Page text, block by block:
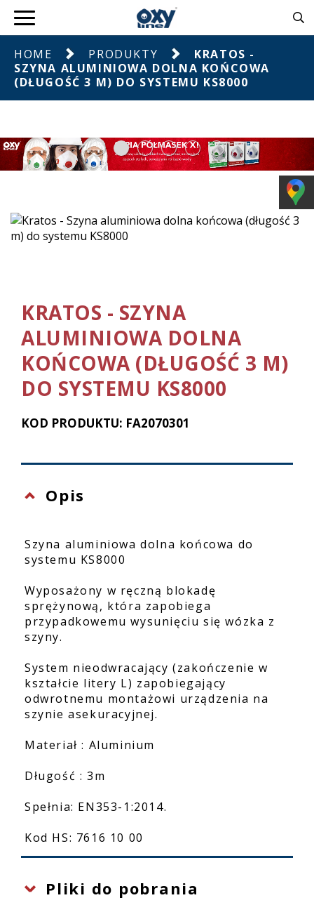
HOME PRODUKTY
KRATOS -
SZYNA ALUMINIOWA DOLNA KOŃCOWA
(DŁUGOŚĆ 3 M) DO SYSTEMU KS8000
KRATOS - SZYNA
ALUMINIOWA DOLNA
KOŃCOWA (DŁUGOŚĆ 3 M)
DO SYSTEMU KS8000
KOD PRODUKTU: FA2070301
Opis
Szyna aluminiowa dolna końcowa do
systemu KS8000
Wyposażony w ręczną blokadę
sprężynową, która zapobiega
przypadkowemu wysunięciu się wózka z
szyny.
System nieodwracający (zakończenie w
kształcie litery L) zapobiegający
odwrotnemu montażowi urządzenia na
szynie asekuracyjnej.
Materiał : Aluminium
Długość : 3m
Spełnia: EN353-1:2014.
Kod HS: 7616 10 00
Pliki do pobrania